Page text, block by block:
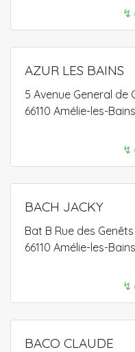
↯
AZUR LES BAINS
5 Avenue General de
66110 Amélie-les-
↯
BACH JACKY
Bat B Rue des
66110 Amélie-les-
↯
BACO CLAUDE